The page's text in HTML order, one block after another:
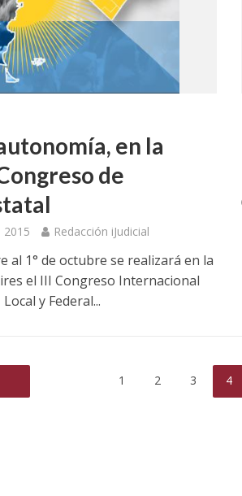
en la
de
2015 Redacción iJudicial
al 1° de octubre se realizará en la
el III Congreso Internacional
y Federal...
1 2 3 4